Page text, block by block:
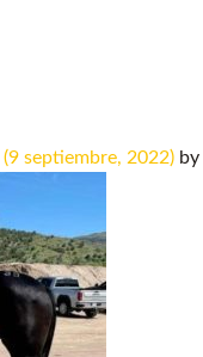
(9 septiembre, 2022) by